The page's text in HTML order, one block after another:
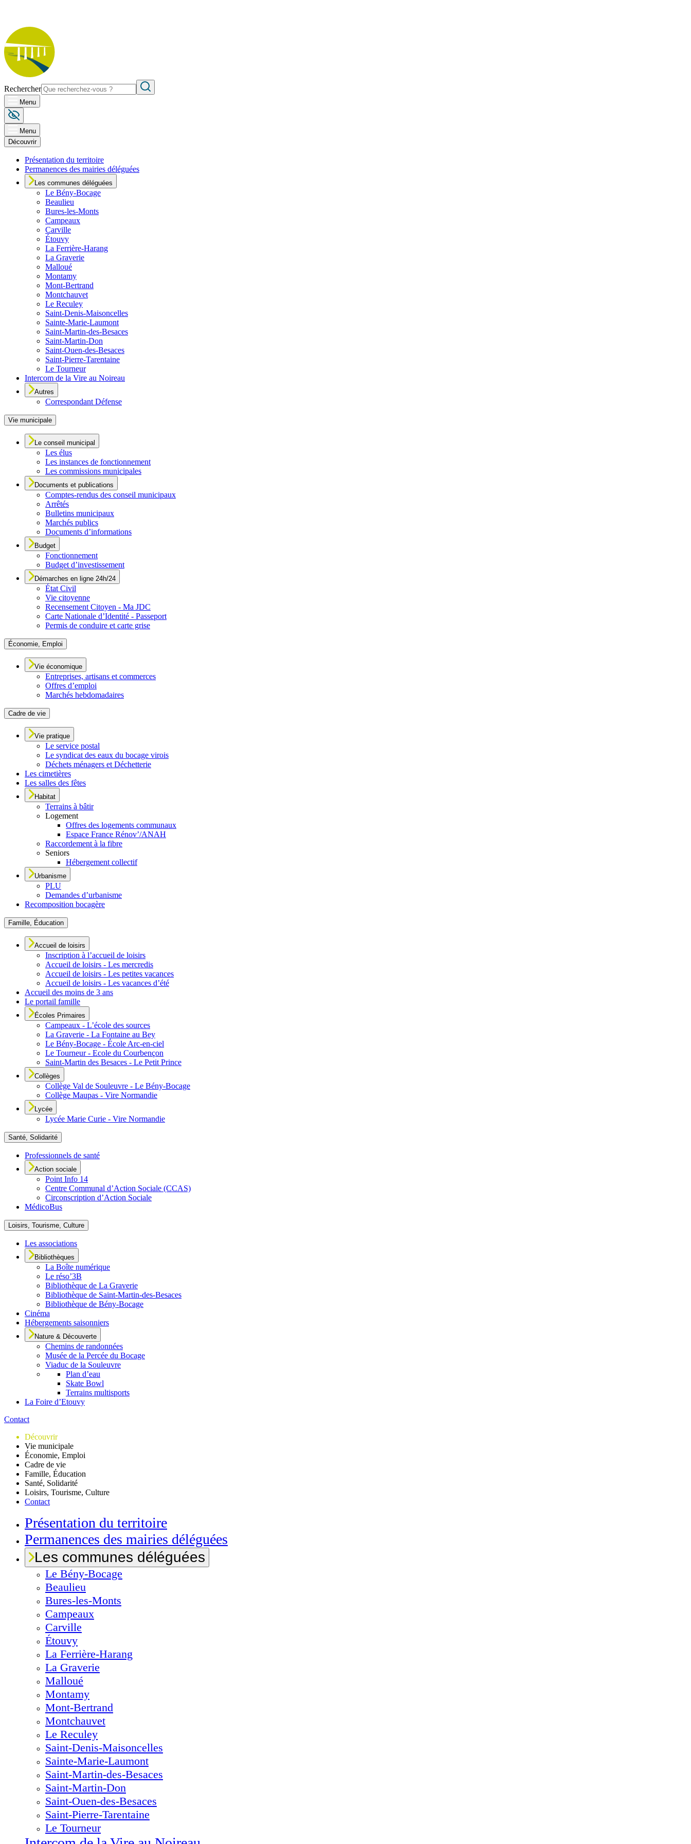
Rechercher
Menu
Menu
Découvrir
Présentation du territoire
Permanences des mairies déléguées
Les communes déléguées
Le Bény-Bocage
Beaulieu
Bures-les-Monts
Campeaux
Carville
Étouvy
La Ferrière-Harang
La Graverie
Malloué
Montamy
Mont-Bertrand
Montchauvet
Le Reculey
Saint-Denis-Maisoncelles
Sainte-Marie-Laumont
Saint-Martin-des-Besaces
Saint-Martin-Don
Saint-Ouen-des-Besaces
Saint-Pierre-Tarentaine
Le Tourneur
Intercom de la Vire au Noireau
Autres
Correspondant Défense
Vie municipale
Le conseil municipal
Les élus
Les instances de fonctionnement
Les commissions municipales
Documents et publications
Comptes-rendus des conseil municipaux
Arrêtés
Bulletins municipaux
Marchés publics
Documents d’informations
Budget
Fonctionnement
Budget d’investissement
Démarches en ligne 24h/24
État Civil
Vie citoyenne
Recensement Citoyen - Ma JDC
Carte Nationale d’Identité - Passeport
Permis de conduire et carte grise
Économie, Emploi
Vie économique
Entreprises, artisans et commerces
Offres d’emploi
Marchés hebdomadaires
Cadre de vie
Vie pratique
Le service postal
Le syndicat des eaux du bocage virois
Déchets ménagers et Déchetterie
Les cimetières
Les salles des fêtes
Habitat
Terrains à bâtir
Logement
Offres des logements communaux
Espace France Rénov’/ANAH
Raccordement à la fibre
Seniors
Hébergement collectif
Urbanisme
PLU
Demandes d’urbanisme
Recomposition bocagère
Famille, Éducation
Accueil de loisirs
Inscription à l’accueil de loisirs
Accueil de loisirs - Les mercredis
Accueil de loisirs - Les petites vacances
Accueil de loisirs - Les vacances d’été
Accueil des moins de 3 ans
Le portail famille
Écoles Primaires
Campeaux - L’école des sources
La Graverie - La Fontaine au Bey
Le Bény-Bocage - École Arc-en-ciel
Le Tourneur - Ecole du Courbençon
Saint-Martin des Besaces - Le Petit Prince
Collèges
Collège Val de Souleuvre - Le Bény-Bocage
Collège Maupas - Vire Normandie
Lycée
Lycée Marie Curie - Vire Normandie
Santé, Solidarité
Professionnels de santé
Action sociale
Point Info 14
Centre Communal d’Action Sociale (CCAS)
Circonscription d’Action Sociale
MédicoBus
Loisirs, Tourisme, Culture
Les associations
Bibliothèques
La Boîte numérique
Le réso’3B
Bibliothèque de La Graverie
Bibliothèque de Saint-Martin-des-Besaces
Bibliothèque de Bény-Bocage
Cinéma
Hébergements saisonniers
Nature & Découverte
Chemins de randonnées
Musée de la Percée du Bocage
Viaduc de la Souleuvre
Plan d’eau
Skate Bowl
Terrains multisports
La Foire d’Etouvy
Contact
Découvrir
Vie municipale
Économie, Emploi
Cadre de vie
Famille, Éducation
Santé, Solidarité
Loisirs, Tourisme, Culture
Contact
Présentation du territoire
Permanences des mairies déléguées
Les communes déléguées
Le Bény-Bocage
Beaulieu
Bures-les-Monts
Campeaux
Carville
Étouvy
La Ferrière-Harang
La Graverie
Malloué
Montamy
Mont-Bertrand
Montchauvet
Le Reculey
Saint-Denis-Maisoncelles
Sainte-Marie-Laumont
Saint-Martin-des-Besaces
Saint-Martin-Don
Saint-Ouen-des-Besaces
Saint-Pierre-Tarentaine
Le Tourneur